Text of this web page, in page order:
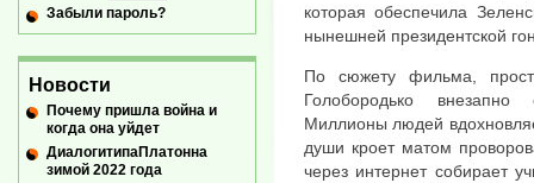
которая обеспечила
нынешней президентской
По сюжету фильма,
Голобородько внезапно
Миллионы людей
души кроет матом
через интернет собирает
Забыли пароль?
Новости
Почему пришла война и
когда она уйдет
ДиалогитипаПлатонна
зимой 2022 года